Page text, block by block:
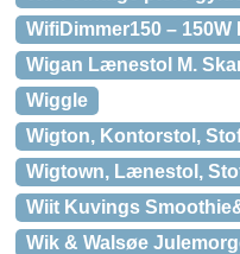
WifiDimmer150 –
Wigan Lænestol M.
Wiggle
Wigton, Kontorstol,
Wigtown, Lænestol,
Wiit Kuvings
Wik & Walsøe